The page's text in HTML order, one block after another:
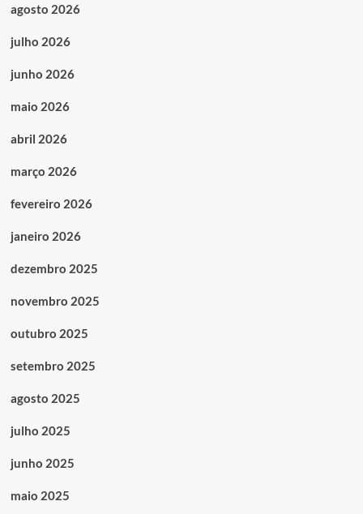
agosto 2026
julho 2026
junho 2026
maio 2026
abril 2026
março 2026
fevereiro 2026
janeiro 2026
dezembro 2025
novembro 2025
outubro 2025
setembro 2025
agosto 2025
julho 2025
junho 2025
maio 2025